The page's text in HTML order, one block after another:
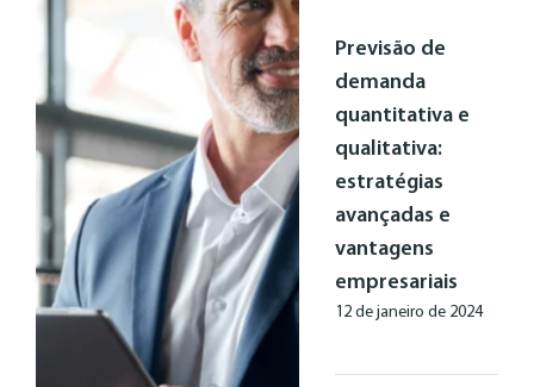
Previsão de
demanda
quantitativa e
qualitativa:
estratégias
avançadas e
vantagens
empresariais
12 de janeiro de 2024